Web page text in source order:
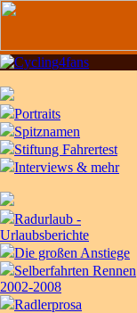
Portraits
Spitznamen
Stiftung Fahrertest
Interviews & mehr
Radurlaub -
Urlaubsberichte
Die großen Anstiege
Selberfahrten Rennen
2002-2008
Radlerprosa